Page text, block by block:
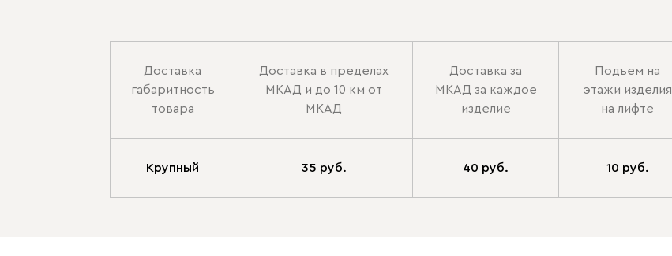
Доставка
габаритность
товара
Доставка в пределах
МКАД и до 10 км от
МКАД
Доставка за
МКАД за каждое
изделие
Подъем на
этажи изделия
на лифте
Крупный 35 руб. 40 руб. 10 руб.